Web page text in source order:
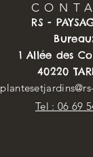
RS -
1 Allée des
40220
Tel : 06 69